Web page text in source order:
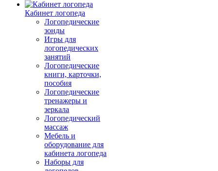
Кабинет логопеда
Логопедические
зонды
Игры для
логопедических
занятий
Логопедические
книги, карточки,
пособия
Логопедические
тренажеры и
зеркала
Логопедический
массаж
Мебель и
оборудование для
кабинета логопеда
Наборы для